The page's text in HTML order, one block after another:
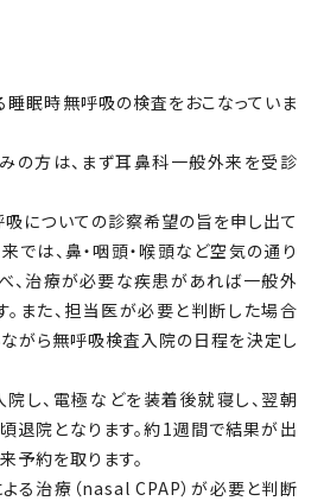
眠時無呼吸の検査をおこなっていま
の方は、まず耳鼻科一般外来を受診
についての診察希望の旨を申し出て
では、鼻・咽頭・喉頭など空気の通り
、治療が必要な疾患があれば一般外
また、担当医が必要と判断した場合
がら無呼吸検査入院の日程を決定し
し、電極などを装着後就寝し、翌朝
退院となります。約1週間で結果が出
予約を取ります。
る治療（nasal CPAP）が必要と判断